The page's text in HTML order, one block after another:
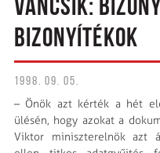
VANCSIK:
BIZONYÍTÉKOK
1998. 09. 05.
– Önök azt kérték a hét
ülésén, hogy azokat a
Viktor miniszterelnök azt